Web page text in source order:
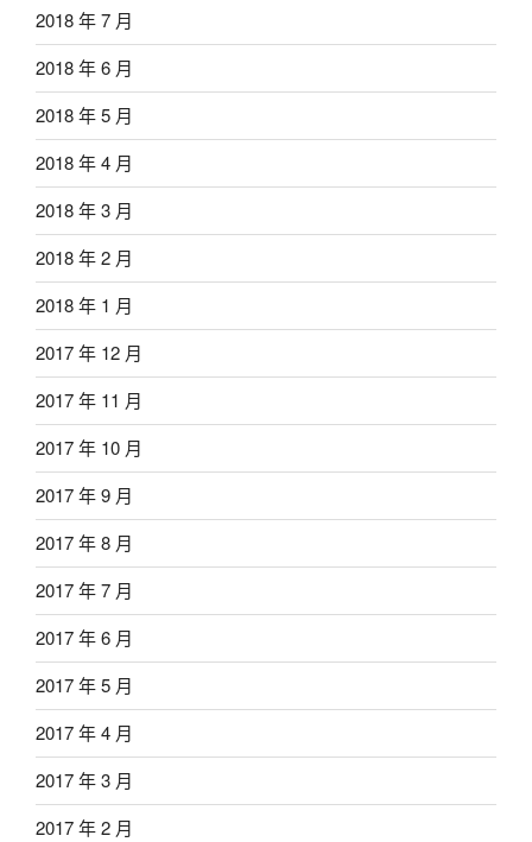
2018 年 7 月
2018 年 6 月
2018 年 5 月
2018 年 4 月
2018 年 3 月
2018 年 2 月
2018 年 1 月
2017 年 12 月
2017 年 11 月
2017 年 10 月
2017 年 9 月
2017 年 8 月
2017 年 7 月
2017 年 6 月
2017 年 5 月
2017 年 4 月
2017 年 3 月
2017 年 2 月